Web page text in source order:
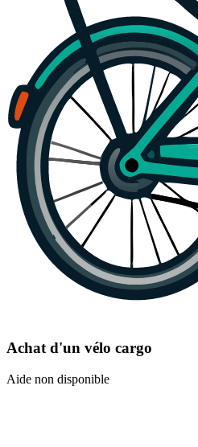
Achat d'un vélo cargo
Aide non disponible